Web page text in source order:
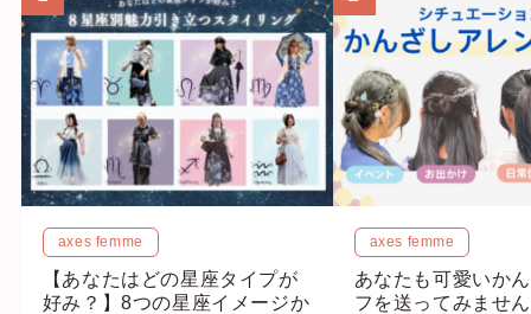
axes femme
【あなたはどの星座タイプが
好み？】8つの星座イメージか
axes femme
あなたも可愛いか
フを送ってみませ